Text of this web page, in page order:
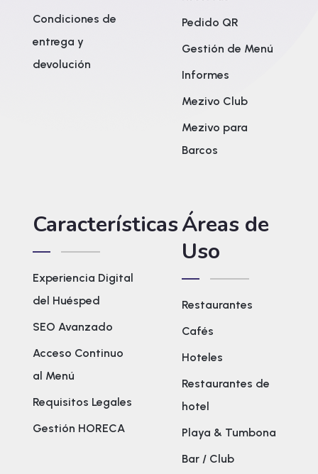
Condiciones de
entrega y
devolución
Pedido QR
Gestión de Menú
Informes
Mezivo Club
Mezivo para
Barcos
Características
Experiencia Digital
del Huésped
SEO Avanzado
Acceso Continuo
al Menú
Requisitos Legales
Gestión HORECA
Áreas de
Uso
Restaurantes
Cafés
Hoteles
Restaurantes de
hotel
Playa & Tumbona
Bar / Club